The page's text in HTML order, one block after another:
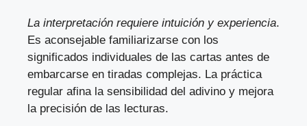
La interpretación requiere intuición y experiencia.
Es aconsejable familiarizarse con los
significados individuales de las cartas antes de
embarcarse en tiradas complejas. La práctica
regular afina la sensibilidad del adivino y mejora
la precisión de las lecturas.